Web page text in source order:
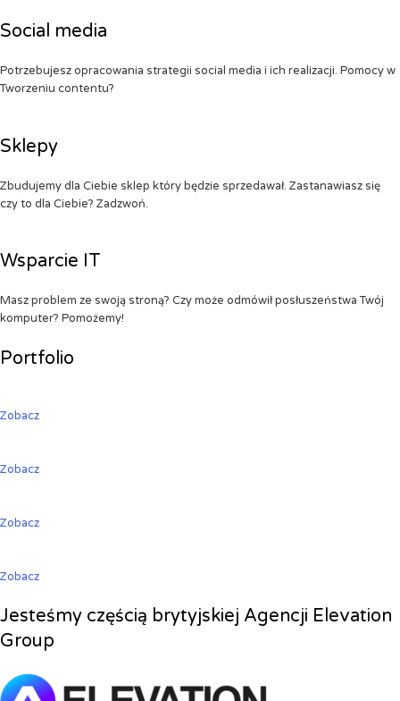
Social media
Potrzebujesz opracowania strategii social media i ich realizacji. Pomocy w
Tworzeniu contentu?
Sklepy
Zbudujemy dla Ciebie sklep który będzie sprzedawał. Zastanawiasz się
czy to dla Ciebie? Zadzwoń.
Wsparcie IT
Masz problem ze swoją stroną? Czy może odmówił posłuszeństwa Twój
komputer? Pomożemy!
Portfolio
Zobacz
Zobacz
Zobacz
Zobacz
Jesteśmy częścią brytyjskiej Agencji Elevation
Group